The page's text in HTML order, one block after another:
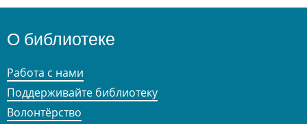
О библиотеке
Работа с нами
Поддерживайте библиотеку
Волонтёрство